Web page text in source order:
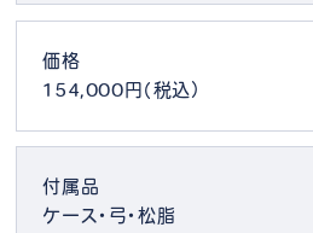
価格
154,000円（税込）
付属品
ケース・弓・松脂